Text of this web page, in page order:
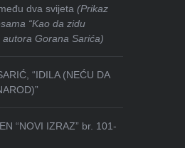
dva svijeta(Prikaz
“Kao da zidu
autora Gorana Sarića)
“IDILA (NEĆU DA
“NOVI IZRAZ” br. 101-